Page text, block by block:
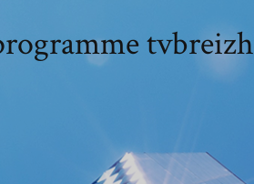
tvbreizh